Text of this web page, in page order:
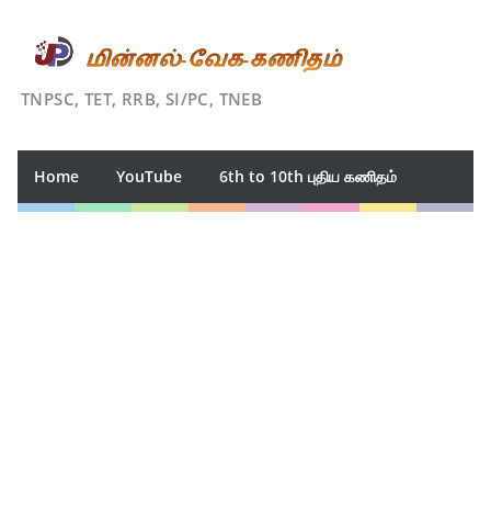
TNPSC, TET, RRB, SI/PC, TNEB
Home YouTube 6th to 10th புதிய கணிதம்